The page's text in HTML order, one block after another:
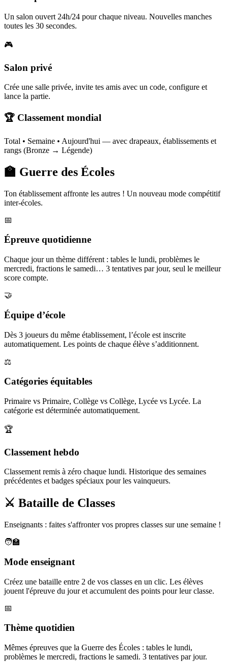
Un salon ouvert 24h/24 pour chaque niveau. Nouvelles manches
toutes les 30 secondes.
🎮
Salon privé
Crée une salle privée, invite tes amis avec un code, configure et
lance la partie.
🏆 Classement mondial
Total • Semaine • Aujourd'hui — avec drapeaux, établissements et
rangs (Bronze → Légende)
🏫 Guerre des Écoles
Ton établissement affronte les autres ! Un nouveau mode compétitif
inter-écoles.
📅
Épreuve quotidienne
Chaque jour un thème différent : tables le lundi, problèmes le
mercredi, fractions le samedi… 3 tentatives par jour, seul le meilleur
score compte.
🤝
Équipe d’école
Dès 3 joueurs du même établissement, l’école est inscrite
automatiquement. Les points de chaque élève s’additionnent.
⚖️
Catégories équitables
Primaire vs Primaire, Collège vs Collège, Lycée vs Lycée. La
catégorie est déterminée automatiquement.
🏆
Classement hebdo
Classement remis à zéro chaque lundi. Historique des semaines
précédentes et badges spéciaux pour les vainqueurs.
⚔️ Bataille de Classes
Enseignants : faites s'affronter vos propres classes sur une semaine !
🧑‍🏫
Mode enseignant
Créez une bataille entre 2 de vos classes en un clic. Les élèves
jouent l'épreuve du jour et accumulent des points pour leur classe.
📅
Thème quotidien
Mêmes épreuves que la Guerre des Écoles : tables le lundi,
problèmes le mercredi, fractions le samedi. 3 tentatives par jour.